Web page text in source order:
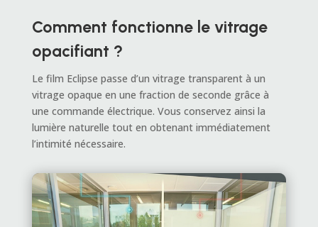
Comment fonctionne le vitrage
opacifiant ?
Le film Eclipse passe d’un vitrage transparent à un
vitrage opaque en une fraction de seconde grâce à
une commande électrique. Vous conservez ainsi la
lumière naturelle tout en obtenant immédiatement
l’intimité nécessaire.